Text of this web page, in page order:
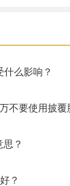
么影响？
不要使用披覆
？
？